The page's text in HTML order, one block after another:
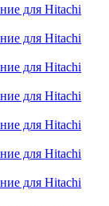
для Hitachi
для Hitachi
для Hitachi
для Hitachi
для Hitachi
для Hitachi
для Hitachi